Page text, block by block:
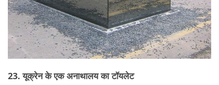
23. यूक्रेन के एक अनाथालय का टॉयलेट